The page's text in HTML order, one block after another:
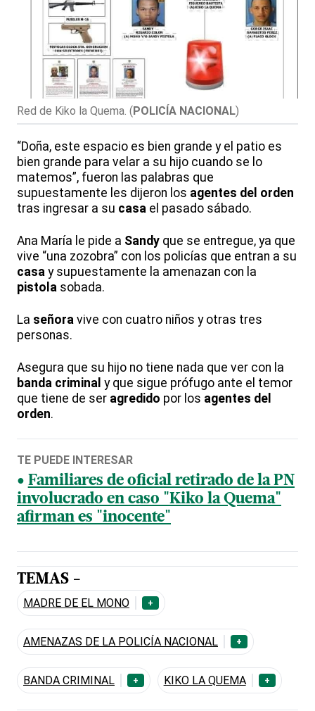
Red de Kiko la Quema. ( POLICÍA NACIONAL)
“Doña, este espacio es bien grande y el patio es
bien grande para velar a su hijo cuando se lo
matemos”, fueron las palabras que
supuestamente les dijeron los agentes del orden
tras ingresar a su casa el pasado sábado.
Ana María le pide a Sandy que se entregue, ya que
vive “una zozobra” con los policías que entran a su
casa y supuestamente la amenazan con la
pistola sobada.
La señora vive con cuatro niños y otras tres
personas.
Asegura que su hijo no tiene nada que ver con la
banda criminal y que sigue prófugo ante el temor
que tiene de ser agredido por los agentes del
orden.
TE PUEDE INTERESAR
Familiares de oficial retirado de la PN
involucrado en caso "Kiko la Quema"
afirman es "inocente"
TEMAS -
MADRE DE EL MONO +
AMENAZAS DE LA POLICÍA NACIONAL +
BANDA CRIMINAL + KIKO LA QUEMA +